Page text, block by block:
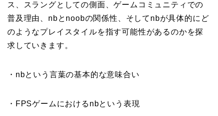
ス、スラングとしての側面、ゲームコミュニティでの
普及理由、nbとnoobの関係性、そしてnbが具体的にど
のようなプレイスタイルを指す可能性があるのかを探
求していきます。
・nbという言葉の基本的な意味合い
・FPSゲームにおけるnbという表現